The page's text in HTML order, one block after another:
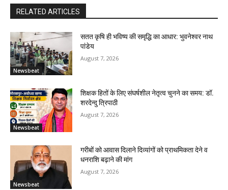
RELATED ARTICLES
Newsbeat
सतत कृषि ही भविष्य की समृद्धि का आधार: भुवनेश्वर नाथ
पांडेय
August 7, 2026
Newsbeat
शिक्षक हितों के लिए संघर्षशील नेतृत्व चुनने का समय: डॉ.
शरदेन्दु त्रिपाठी
August 7, 2026
Newsbeat
गरीबों को आवास दिलाने दिव्यांगों को प्राथमिकता देने व
धनराशि बढ़ाने की मांग
August 7, 2026